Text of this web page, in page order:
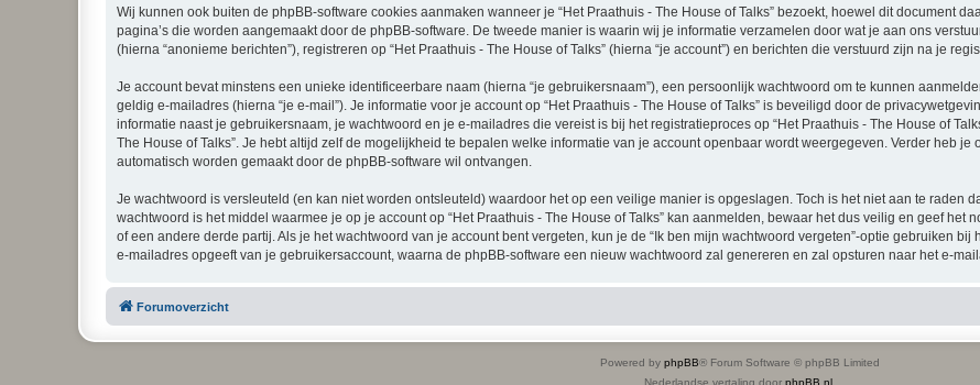
Wij kunnen ook buiten de phpBB-software cookies aanmaken wanneer je “Het Praathuis - The House of Talks” bezoekt, hoewel dit document
pagina’s die worden aangemaakt door de phpBB-software. De tweede manier is waarin wij je informatie verzamelen door wat je aan ons
(hierna “anonieme berichten”), registreren op “Het Praathuis - The House of Talks” (hierna “je account”) en berichten die verstuurd zijn na je
Je account bevat minstens een unieke identificeerbare naam (hierna “je gebruikersnaam”), een persoonlijk wachtwoord om te kunnen
geldig e-mailadres (hierna “je e-mail”). Je informatie voor je account op “Het Praathuis - The House of Talks” is beveiligd door de
informatie naast je gebruikersnaam, je wachtwoord en je e-mailadres die vereist is bij het registratieproces op “Het Praathuis - The House of
The House of Talks”. Je hebt altijd zelf de mogelijkheid te bepalen welke informatie van je account openbaar wordt weergegeven. Verder heb
automatisch worden gemaakt door de phpBB-software wil ontvangen.
Je wachtwoord is versleuteld (en kan niet worden ontsleuteld) waardoor het op een veilige manier is opgeslagen. Toch is het niet aan te raden
wachtwoord is het middel waarmee je op je account op “Het Praathuis - The House of Talks” kan aanmelden, bewaar het dus veilig en geef het
of een andere derde partij. Als je het wachtwoord van je account bent vergeten, kun je de “Ik ben mijn wachtwoord vergeten”-optie gebruiken
e-mailadres opgeeft van je gebruikersaccount, waarna de phpBB-software een nieuw wachtwoord zal genereren en zal opsturen naar het e-
Forumoverzicht
Powered by phpBB® Forum Software © phpBB Limited
Nederlandse vertaling door phpBB.nl